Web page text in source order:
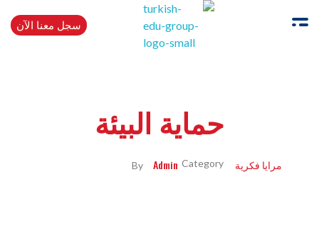
سجل معنا الآن
حماية البيئة
By Admin مرايا فكرية